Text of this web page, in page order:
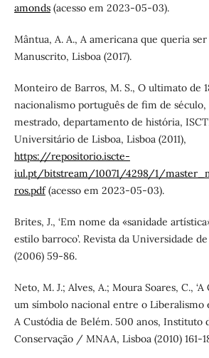
amonds(acesso em 2023-05-03).
Mântua, A. A., A americana que queria
Manuscrito, Lisboa (2017).
Monteiro de Barros, M. S., O ultimato de
nacionalismo português de fim de século,
mestrado, departamento de história,
Universitário de Lisboa, Lisboa (2011),
https://repositorio.iscte-
iul.pt/bitstream/10071/4298/1/
ros.pdf(acesso em 2023-05-03).
Brites, J., ‘Em nome da «sanidade
estilo barroco’. Revista da Universidade
(2006) 59-86.
Neto, M. J.; Alves, A.; Moura Soares, C.,
um símbolo nacional entre o Liberalismo
A Custódia de Belém. 500 anos, Instituto
Conservação / MNAA, Lisboa (2010) 161-